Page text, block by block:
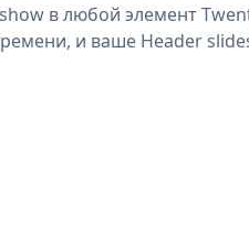
в любой элемент
и ваше Header